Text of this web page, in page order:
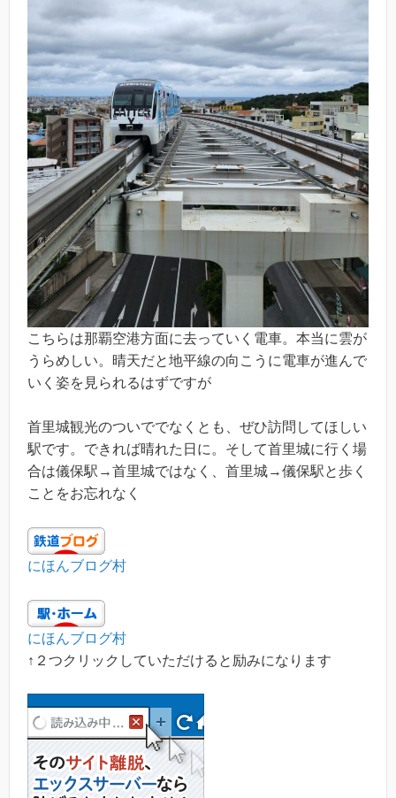
こちらは那覇空港方面に去っていく電車。本当に雲が
うらめしい。晴天だと地平線の向こうに電車が進んで
いく姿を見られるはずですが
首里城観光のついででなくとも、ぜひ訪問してほしい
駅です。できれば晴れた日に。そして首里城に行く場
合は儀保駅→首里城ではなく、首里城→儀保駅と歩く
ことをお忘れなく
にほんブログ村
にほんブログ村
↑２つクリックしていただけると励みになります